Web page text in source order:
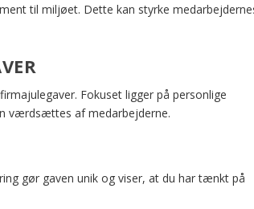
til miljøet. Dette kan styrke
Fokuset ligger på personlige
værdsættes af medarbejderne.
gør gaven unik og viser, at du har tænkt på